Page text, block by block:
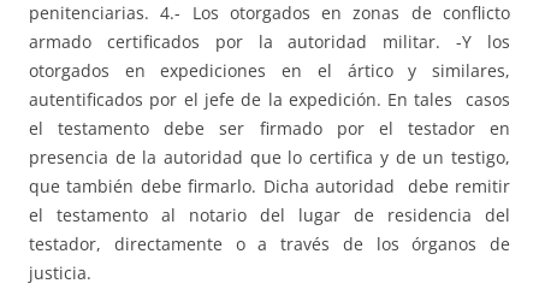
penitenciarias. 4.- Los otorgados en zonas de conflicto
armado certificados por la autoridad militar. -Y los
otorgados en expediciones en el ártico y similares,
autentificados por el jefe de la expedición. En tales casos
el testamento debe ser firmado por el testador en
presencia de la autoridad que lo certifica y de un testigo,
que también debe firmarlo. Dicha autoridad debe remitir
el testamento al notario del lugar de residencia del
testador, directamente o a través de los órganos de
justicia.